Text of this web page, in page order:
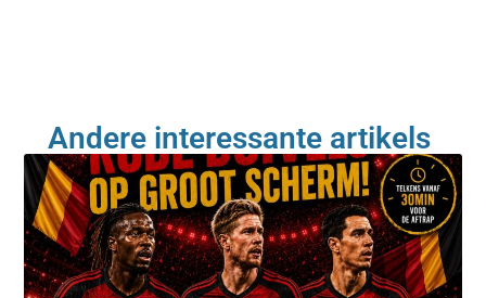
Andere interessante artikels ​